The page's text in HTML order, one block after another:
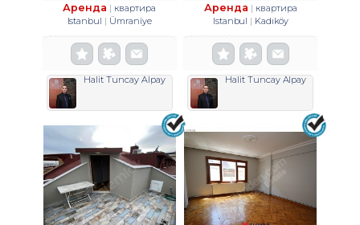
Аренда
квартира
Istanbul
Ümraniye
Halit Tuncay Alpay
Аренда
квартира
Istanbul
Kadıköy
Halit Tuncay Alpay